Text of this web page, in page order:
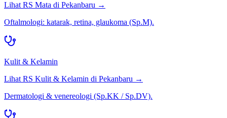
Lihat RS Mata di Pekanbaru →
Oftalmologi: katarak, retina, glaukoma (Sp.M).
Kulit & Kelamin
Lihat RS Kulit & Kelamin di Pekanbaru →
Dermatologi & venereologi (Sp.KK / Sp.DV).